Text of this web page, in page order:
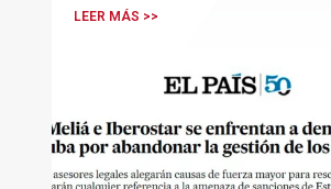
LEER MÁS >>